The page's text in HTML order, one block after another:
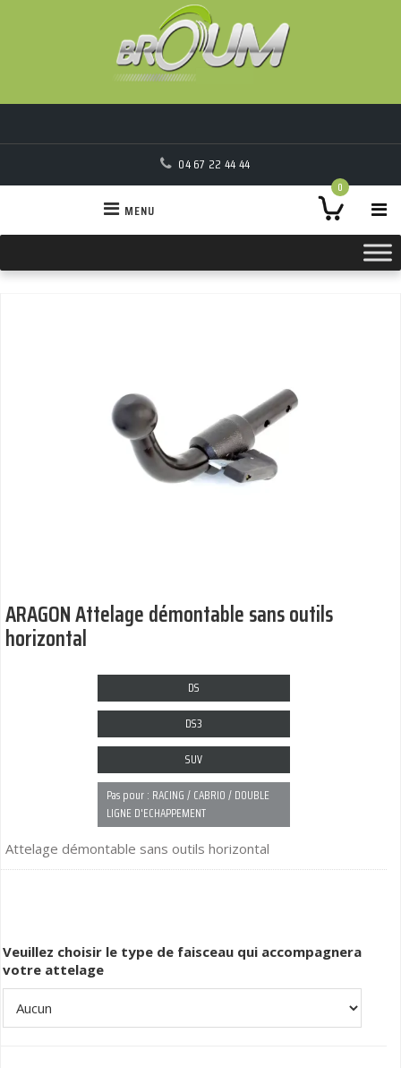
04 67 22 44 44
0
MENU
ARAGON Attelage démontable sans outils
horizontal
DS
DS3
SUV
Pas pour : RACING / CABRIO / DOUBLE
LIGNE D'ECHAPPEMENT
Attelage démontable sans outils horizontal
Veuillez choisir le type de faisceau qui accompagnera
votre attelage